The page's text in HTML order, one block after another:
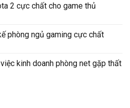
2 cực chất cho game thủ
phòng ngủ gaming cực chất
kinh doanh phòng net gặp thất